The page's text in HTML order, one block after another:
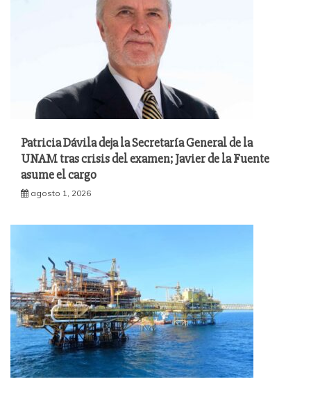
Patricia Dávila deja la Secretaría General de la
UNAM tras crisis del examen; Javier de la Fuente
asume el cargo
agosto 1, 2026